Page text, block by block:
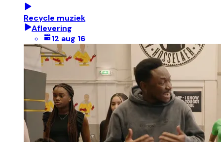
Recycle muziek
Aflevering
12 aug 16